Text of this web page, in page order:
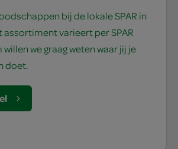
bij de lokale SPAR in
assortiment varieert per SPAR
we graag weten waar jij je
doet.